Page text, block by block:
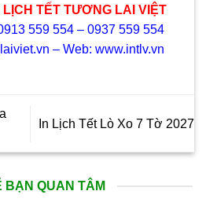
TẾT TƯƠNG LAI VIỆT
559 554 – 0937 559 554
– Web: www.intlv.vn
In Lịch Tết Lò Xo 7 Tờ 2027
BẠN QUAN TÂM